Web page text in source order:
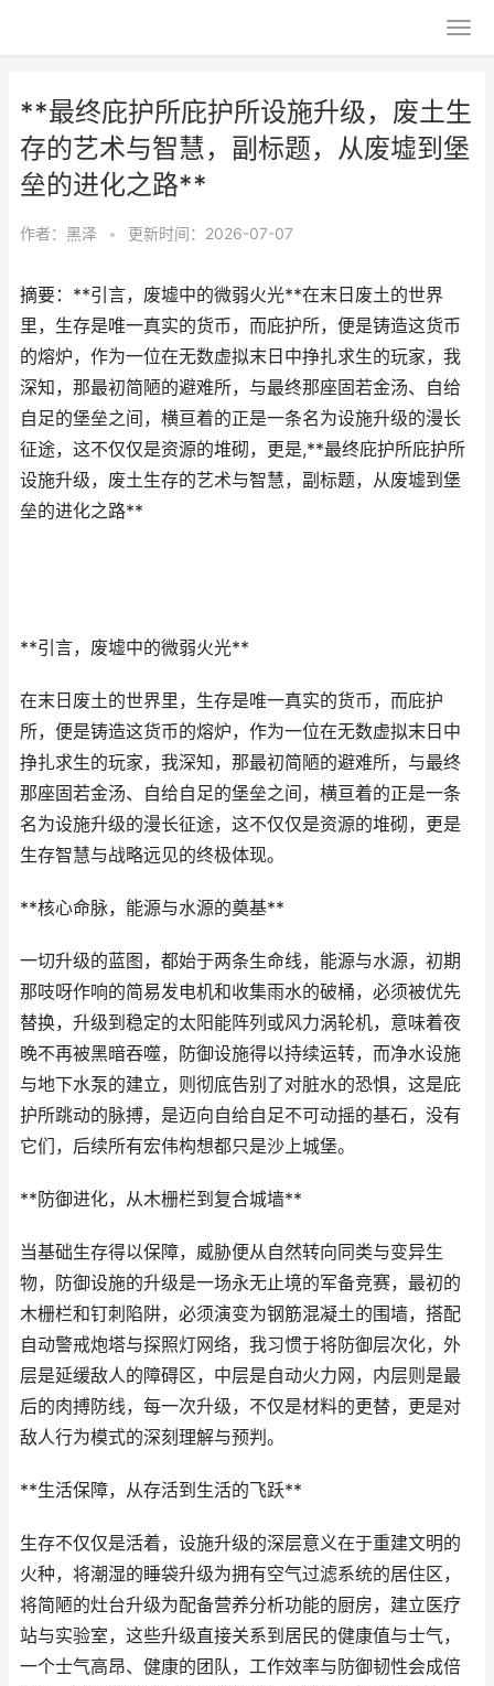
**最终庇护所庇护所设施升级，废土生
存的艺术与智慧，副标题，从废墟到堡
垒的进化之路**
作者： 黑泽 • 更新时间：2026-07-07
摘要：**引言，废墟中的微弱火光**在末日废土的世界
里，生存是唯一真实的货币，而庇护所，便是铸造这货币
的熔炉，作为一位在无数虚拟末日中挣扎求生的玩家，我
深知，那最初简陋的避难所，与最终那座固若金汤、自给
自足的堡垒之间，横亘着的正是一条名为设施升级的漫长
征途，这不仅仅是资源的堆砌，更是,**最终庇护所庇护所
设施升级，废土生存的艺术与智慧，副标题，从废墟到堡
垒的进化之路**
**引言，废墟中的微弱火光**
在末日废土的世界里，生存是唯一真实的货币，而庇护
所，便是铸造这货币的熔炉，作为一位在无数虚拟末日中
挣扎求生的玩家，我深知，那最初简陋的避难所，与最终
那座固若金汤、自给自足的堡垒之间，横亘着的正是一条
名为设施升级的漫长征途，这不仅仅是资源的堆砌，更是
生存智慧与战略远见的终极体现。
**核心命脉，能源与水源的奠基**
一切升级的蓝图，都始于两条生命线，能源与水源，初期
那吱呀作响的简易发电机和收集雨水的破桶，必须被优先
替换，升级到稳定的太阳能阵列或风力涡轮机，意味着夜
晚不再被黑暗吞噬，防御设施得以持续运转，而净水设施
与地下水泵的建立，则彻底告别了对脏水的恐惧，这是庇
护所跳动的脉搏，是迈向自给自足不可动摇的基石，没有
它们，后续所有宏伟构想都只是沙上城堡。
**防御进化，从木栅栏到复合城墙**
当基础生存得以保障，威胁便从自然转向同类与变异生
物，防御设施的升级是一场永无止境的军备竞赛，最初的
木栅栏和钉刺陷阱，必须演变为钢筋混凝土的围墙，搭配
自动警戒炮塔与探照灯网络，我习惯于将防御层次化，外
层是延缓敌人的障碍区，中层是自动火力网，内层则是最
后的肉搏防线，每一次升级，不仅是材料的更替，更是对
敌人行为模式的深刻理解与预判。
**生活保障，从存活到生活的飞跃**
生存不仅仅是活着，设施升级的深层意义在于重建文明的
火种，将潮湿的睡袋升级为拥有空气过滤系统的居住区，
将简陋的灶台升级为配备营养分析功能的厨房，建立医疗
站与实验室，这些升级直接关系到居民的健康值与士气，
一个士气高昂、健康的团队，工作效率与防御韧性会成倍